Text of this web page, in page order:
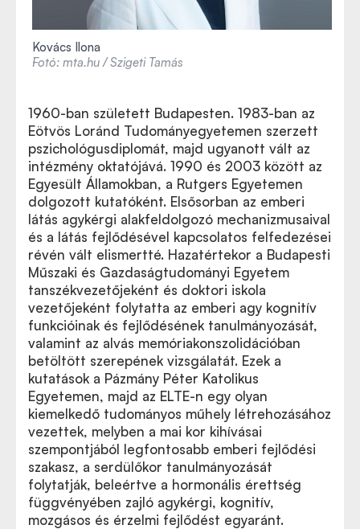
Kovács Ilona
Fotó: mta.hu / Szigeti Tamás
1960-ban született Budapesten. 1983-ban az
Eötvös Loránd Tudományegyetemen szerzett
pszichológusdiplomát, majd ugyanott vált az
intézmény oktatójává. 1990 és 2003 között az
Egyesült Államokban, a Rutgers Egyetemen
dolgozott kutatóként. Elsősorban az emberi
látás agykérgi alakfeldolgozó mechanizmusaival
és a látás fejlődésével kapcsolatos felfedezései
révén vált elismertté. Hazatértekor a Budapesti
Műszaki és Gazdaságtudományi Egyetem
tanszékvezetőjeként és doktori iskola
vezetőjeként folytatta az emberi agy kognitív
funkcióinak és fejlődésének tanulmányozását,
valamint az alvás memóriakonszolidációban
betöltött szerepének vizsgálatát. Ezek a
kutatások a Pázmány Péter Katolikus
Egyetemen, majd az ELTE-n egy olyan
kiemelkedő tudományos műhely létrehozásához
vezettek, melyben a mai kor kihívásai
szempontjából legfontosabb emberi fejlődési
szakasz, a serdülőkor tanulmányozását
folytatják, beleértve a hormonális érettség
függvényében zajló agykérgi, kognitív,
mozgásos és érzelmi fejlődést egyaránt.